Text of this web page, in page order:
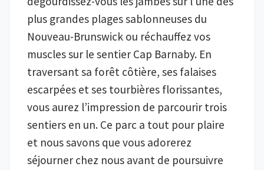
plus grandes plages sablonneuses du
Nouveau-Brunswick ou réchauffez vos
muscles sur le sentier Cap Barnaby. En
traversant sa forêt côtière, ses falaises
escarpées et ses tourbières florissantes,
vous aurez l’impression de parcourir trois
sentiers en un. Ce parc a tout pour plaire
et nous savons que vous adorerez
séjourner chez nous avant de poursuivre